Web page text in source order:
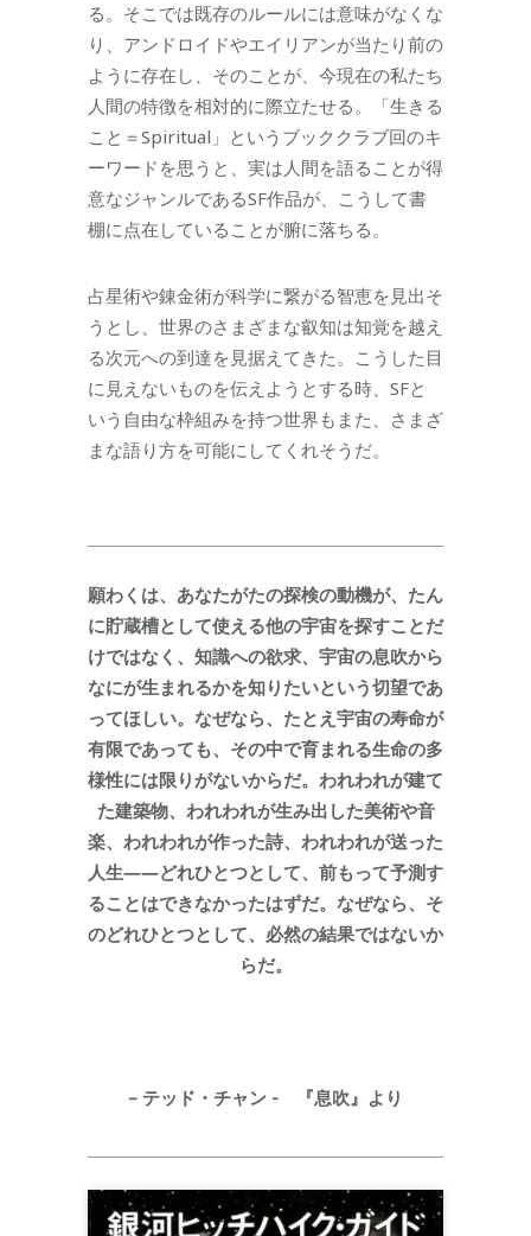
る。そこでは既存のルールには意味がなくな
り、アンドロイドやエイリアンが当たり前の
ように存在し、そのことが、今現在の私たち
人間の特徴を相対的に際立たせる。「生きる
こと＝Spiritual」というブッククラブ回のキ
ーワードを思うと、実は人間を語ることが得
意なジャンルであるSF作品が、こうして書
棚に点在していることが腑に落ちる。
占星術や錬金術が科学に繋がる智恵を見出そ
うとし、世界のさまざまな叡知は知覚を越え
る次元への到達を見据えてきた。こうした目
に見えないものを伝えようとする時、SFと
いう自由な枠組みを持つ世界もまた、さまざ
まな語り方を可能にしてくれそうだ。
願わくは、あなたがたの探検の動機が、たん
に貯蔵槽として使える他の宇宙を探すことだ
けではなく、知識への欲求、宇宙の息吹から
なにが生まれるかを知りたいという切望であ
ってほしい。なぜなら、たとえ宇宙の寿命が
有限であっても、その中で育まれる生命の多
様性には限りがないからだ。われわれが建て
た建築物、われわれが生み出した美術や音
楽、われわれが作った詩、われわれが送った
人生――どれひとつとして、前もって予測す
ることはできなかったはずだ。なぜなら、そ
のどれひとつとして、必然の結果ではないか
らだ。
– テッド・チャン - 『息吹』より